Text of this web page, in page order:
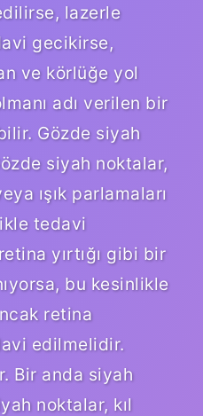
lazerle
gecikirse,
ve körlüğe yol
adı verilen bir
Gözde siyah
siyah noktalar,
ışık parlamaları
tedavi
yırtığı gibi bir
bu kesinlikle
retina
edilmelidir.
Bir anda siyah
noktalar, kıl